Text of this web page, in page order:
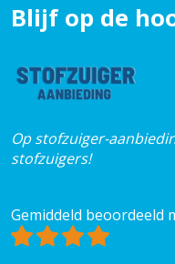
Blijf op de
Op stofzuiger-
stofzuigers!
Gemiddeld beoordeeld